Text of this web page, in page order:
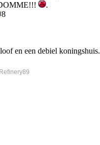
.
en een debiel koningshuis.